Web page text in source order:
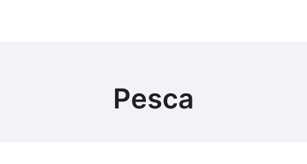
Pesca